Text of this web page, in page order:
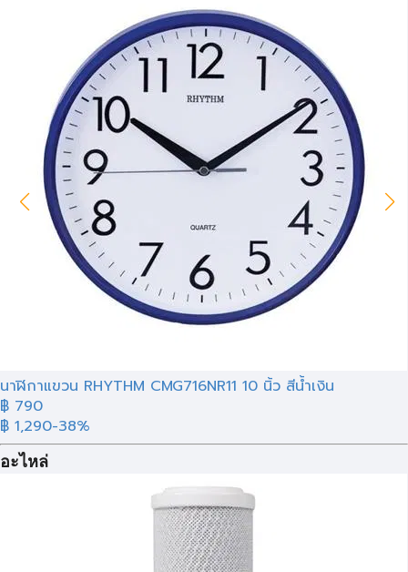
นาฬิกาแขวน RHYTHM CMG716NR11 10 นิ้ว สีน้ำเงิน
฿ 790
฿ 1,290-38%
อะไหล่